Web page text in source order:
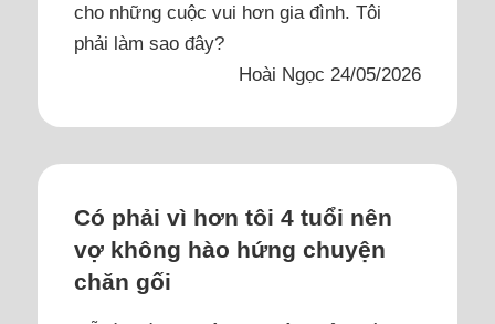
cho những cuộc vui hơn gia đình. Tôi
phải làm sao đây?
Hoài Ngọc 24/05/2026
Có phải vì hơn tôi 4 tuổi nên
vợ không hào hứng chuyện
chăn gối